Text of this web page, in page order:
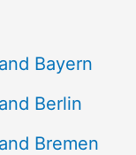
Bayern
Berlin
Bremen